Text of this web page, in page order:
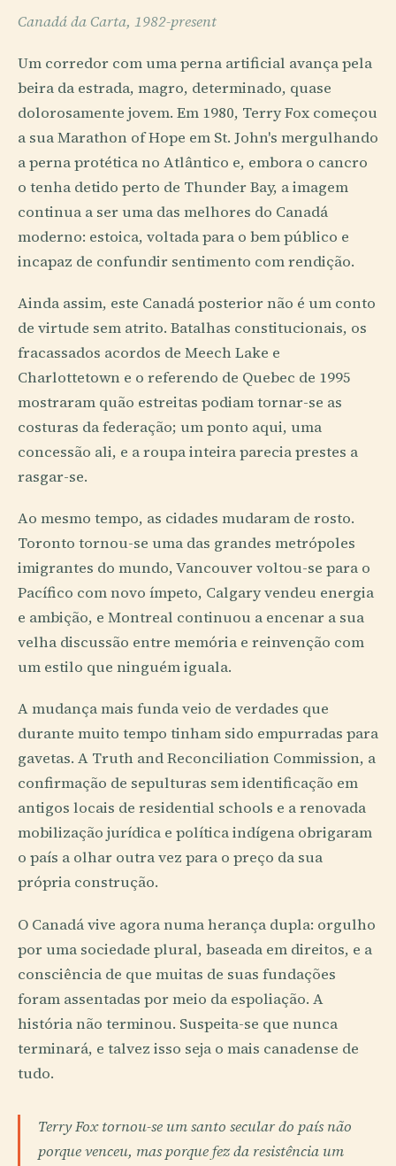
Canadá da Carta, 1982-present
Um corredor com uma perna artificial avança pela
beira da estrada, magro, determinado, quase
dolorosamente jovem. Em 1980, Terry Fox começou
a sua Marathon of Hope em St. John's mergulhando
a perna protética no Atlântico e, embora o cancro
o tenha detido perto de Thunder Bay, a imagem
continua a ser uma das melhores do Canadá
moderno: estoica, voltada para o bem público e
incapaz de confundir sentimento com rendição.
Ainda assim, este Canadá posterior não é um conto
de virtude sem atrito. Batalhas constitucionais, os
fracassados acordos de Meech Lake e
Charlottetown e o referendo de Quebec de 1995
mostraram quão estreitas podiam tornar-se as
costuras da federação; um ponto aqui, uma
concessão ali, e a roupa inteira parecia prestes a
rasgar-se.
Ao mesmo tempo, as cidades mudaram de rosto.
Toronto tornou-se uma das grandes metrópoles
imigrantes do mundo, Vancouver voltou-se para o
Pacífico com novo ímpeto, Calgary vendeu energia
e ambição, e Montreal continuou a encenar a sua
velha discussão entre memória e reinvenção com
um estilo que ninguém iguala.
A mudança mais funda veio de verdades que
durante muito tempo tinham sido empurradas para
gavetas. A Truth and Reconciliation Commission, a
confirmação de sepulturas sem identificação em
antigos locais de residential schools e a renovada
mobilização jurídica e política indígena obrigaram
o país a olhar outra vez para o preço da sua
própria construção.
O Canadá vive agora numa herança dupla: orgulho
por uma sociedade plural, baseada em direitos, e a
consciência de que muitas de suas fundações
foram assentadas por meio da espoliação. A
história não terminou. Suspeita-se que nunca
terminará, e talvez isso seja o mais canadense de
tudo.
Terry Fox tornou-se um santo secular do país não
porque venceu, mas porque fez da resistência um